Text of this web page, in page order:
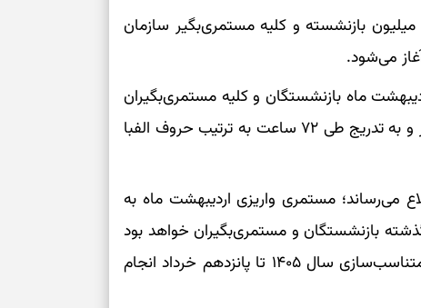
پرداخت حقوق مربوط به اردیبهشت ماه بیش از 5 میلیون بازنشسته و کلیه مستمری‌بگیر سازمان
ماه بازنشستگان و کلیه مستمری‌بگیران
این سازمان، از ظهر روز سه‌شنبه ۲۹ اردیبهشت آغاز و به تدریج طی ۷۲ ساعت به ترتیب حروف الفبا
۲۲ اردیبهشت، به اطلاع می‌رساند؛ مستمری واریزی اردیبهشت ماه به
بازنشستگان و مستمری‌بگیران خواهد بود
و صدور احکام جدید مربوط به افزایش سالیانه و متناسب‌سازی سال ۱۴۰۵ تا پانزدهم خرداد انجام